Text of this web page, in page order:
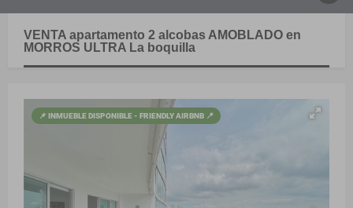
VENTA apartamento 2 alcobas AMOBLADO en
MORROS ULTRA La boquilla
📌 INMUEBLE DISPONIBLE - FRIENDLY AIRBNB 📍